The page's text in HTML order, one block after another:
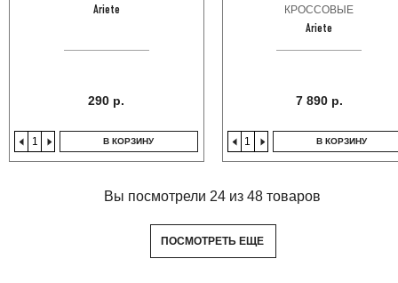
Ariete
290 р.
В КОРЗИНУ
КРОССОВЫЕ
Ariete
7 890 р.
В КОРЗИНУ
Вы посмотрели 24 из 48 товаров
ПОСМОТРЕТЬ ЕЩЕ